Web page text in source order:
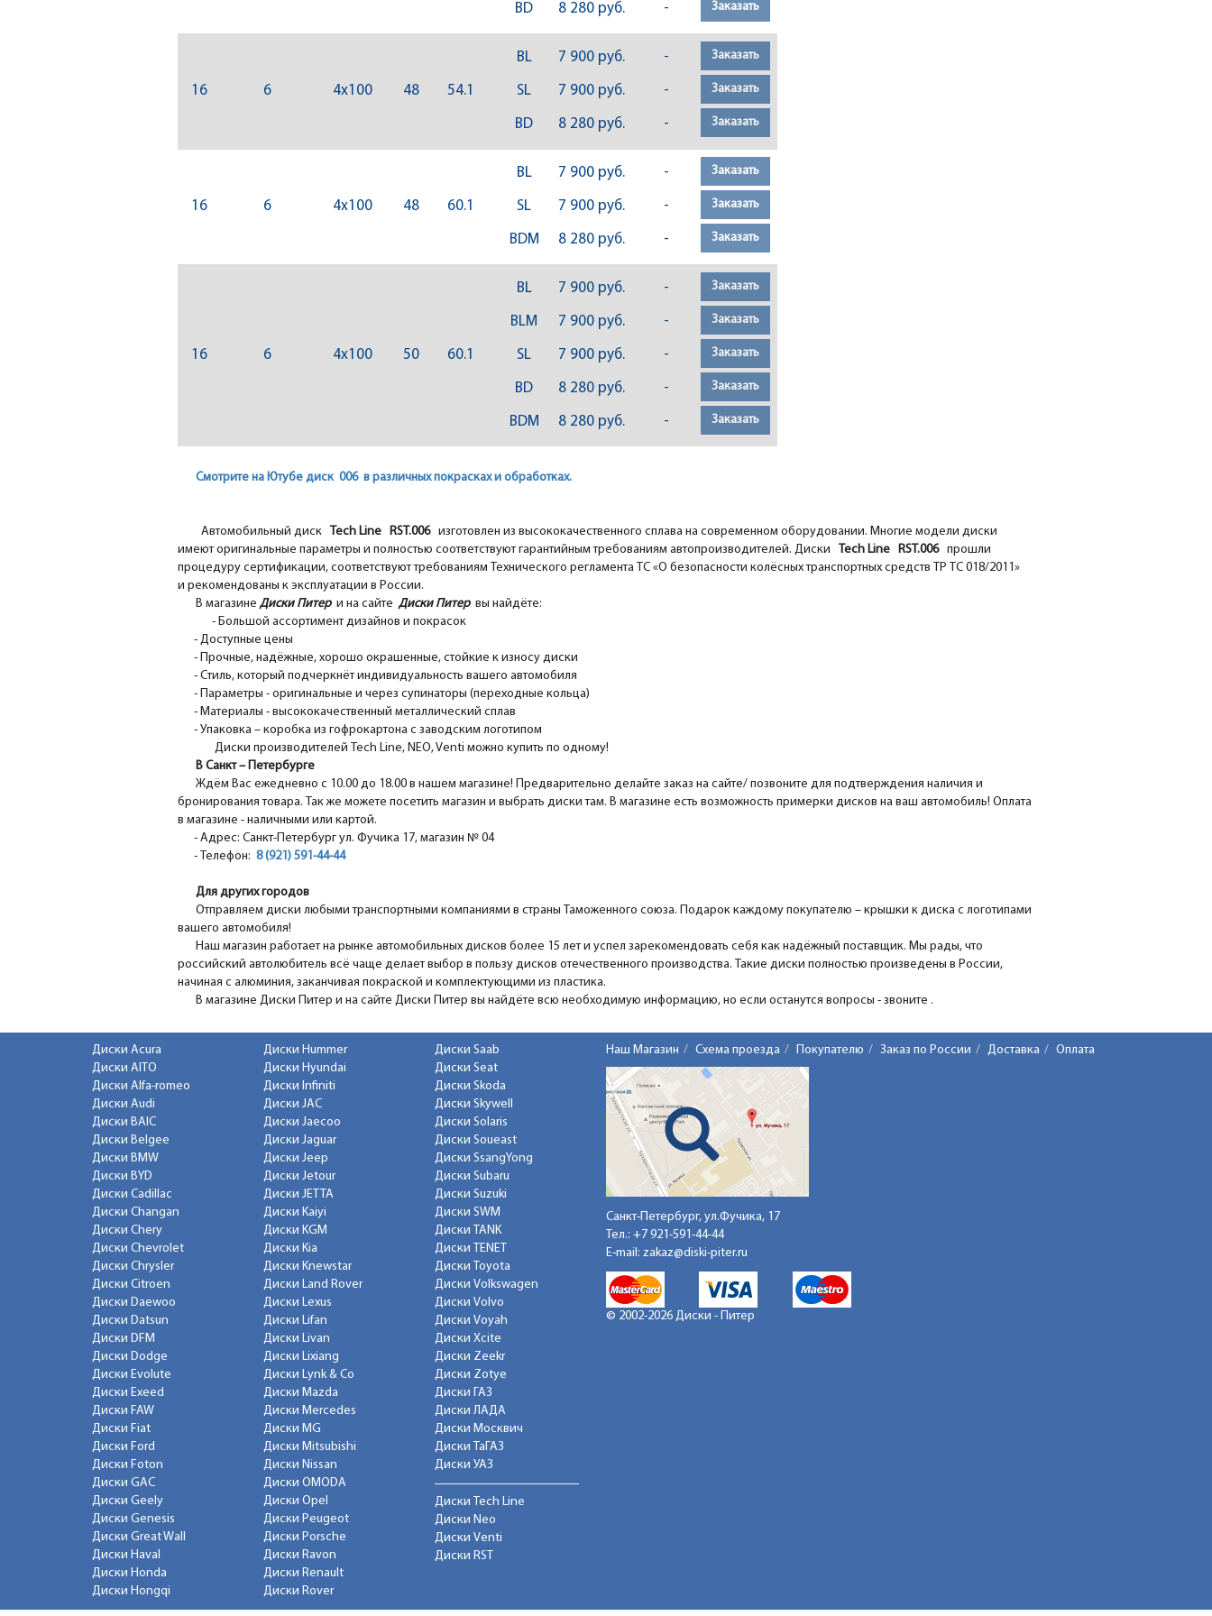
BD 8 280 руб. - Заказать
16 6 4x100 48 54.1
BL 7 900 руб. - Заказать
SL 7 900 руб. - Заказать
BD 8 280 руб. - Заказать
16 6 4x100 48 60.1
BL 7 900 руб. - Заказать
SL 7 900 руб. - Заказать
BDM 8 280 руб. - Заказать
16 6 4x100 50 60.1
BL 7 900 руб. - Заказать
BLM 7 900 руб. - Заказать
SL 7 900 руб. - Заказать
BD 8 280 руб. - Заказать
BDM 8 280 руб. - Заказать
Смотрите на Ютубе диск 006 в различных покрасках и обработках.
Автомобильный диск Tech Line RST.006 изготовлен из высококачественного сплава на современном оборудовании. Многие модели диски
имеют оригинальные параметры и полностью соответствуют гарантийным требованиям автопроизводителей. Диски Tech Line RST.006 прошли
процедуру сертификации, соответствуют требованиям Технического регламента ТС «О безопасности колёсных транспортных средств ТР ТС 018/2011»
и рекомендованы к эксплуатации в России.
В магазине Диски Питер и на сайте Диски Питер вы найдёте:
- Большой ассортимент дизайнов и покрасок
- Доступные цены
- Прочные, надёжные, хорошо окрашенные, стойкие к износу диски
- Стиль, который подчеркнёт индивидуальность вашего автомобиля
- Параметры - оригинальные и через супинаторы (переходные кольца)
- Материалы - высококачественный металлический сплав
- Упаковка – коробка из гофрокартона с заводским логотипом
Диски производителей Tech Line, NEO, Venti можно купить по одному!
В Санкт – Петербурге
Ждём Вас ежедневно с 10.00 до 18.00 в нашем магазине! Предварительно делайте заказ на сайте/ позвоните для подтверждения наличия и
бронирования товара. Так же можете посетить магазин и выбрать диски там. В магазине есть возможность примерки дисков на ваш автомобиль! Оплата
в магазине - наличными или картой.
- Адрес: Санкт-Петербург ул. Фучика 17, магазин № 04
- Телефон: 8 (921) 591-44-44
Для других городов
Отправляем диски любыми транспортными компаниями в страны Таможенного союза. Подарок каждому покупателю – крышки к диска с логотипами
вашего автомобиля!
Наш магазин работает на рынке автомобильных дисков более 15 лет и успел зарекомендовать себя как надёжный поставщик. Мы рады, что
российский автолюбитель всё чаще делает выбор в пользу дисков отечественного производства. Такие диски полностью произведены в России,
начиная с алюминия, заканчивая покраской и комплектующими из пластика.
В магазине Диски Питер и на сайте Диски Питер вы найдёте всю необходимую информацию, но если останутся вопросы - звоните .
Диски Acura
Диски AITO
Диски Alfa-romeo
Диски Audi
Диски BAIC
Диски Belgee
Диски BMW
Диски BYD
Диски Cadillac
Диски Changan
Диски Chery
Диски Chevrolet
Диски Chrysler
Диски Citroen
Диски Daewoo
Диски Datsun
Диски DFM
Диски Dodge
Диски Evolute
Диски Exeed
Диски FAW
Диски Fiat
Диски Ford
Диски Foton
Диски GAC
Диски Geely
Диски Genesis
Диски Great Wall
Диски Haval
Диски Honda
Диски Hongqi
Диски Hummer
Диски Hyundai
Диски Infiniti
Диски JAC
Диски Jaecoo
Диски Jaguar
Диски Jeep
Диски Jetour
Диски JETTA
Диски Kaiyi
Диски KGM
Диски Kia
Диски Knewstar
Диски Land Rover
Диски Lexus
Диски Lifan
Диски Livan
Диски Lixiang
Диски Lynk & Co
Диски Mazda
Диски Mercedes
Диски MG
Диски Mitsubishi
Диски Nissan
Диски OMODA
Диски Opel
Диски Peugeot
Диски Porsche
Диски Ravon
Диски Renault
Диски Rover
Диски Saab
Диски Seat
Диски Skoda
Диски Skywell
Диски Solaris
Диски Soueast
Диски SsangYong
Диски Subaru
Диски Suzuki
Диски SWM
Диски TANK
Диски TENET
Диски Toyota
Диски Volkswagen
Диски Volvo
Диски Voyah
Диски Xcite
Диски Zeekr
Диски Zotye
Диски ГАЗ
Диски ЛАДА
Диски Москвич
Диски ТаГАЗ
Диски УАЗ
Диски Tech Line
Диски Neo
Диски Venti
Диски RST
Наш Магазин Схема проезда Покупателю Заказ по России Доставка Оплата
Санкт-Петербург, ул.Фучика, 17
Тел.: +7 921-591-44-44
E-mail: zakaz@diski-piter.ru
© 2002-2026 Диски - Питер